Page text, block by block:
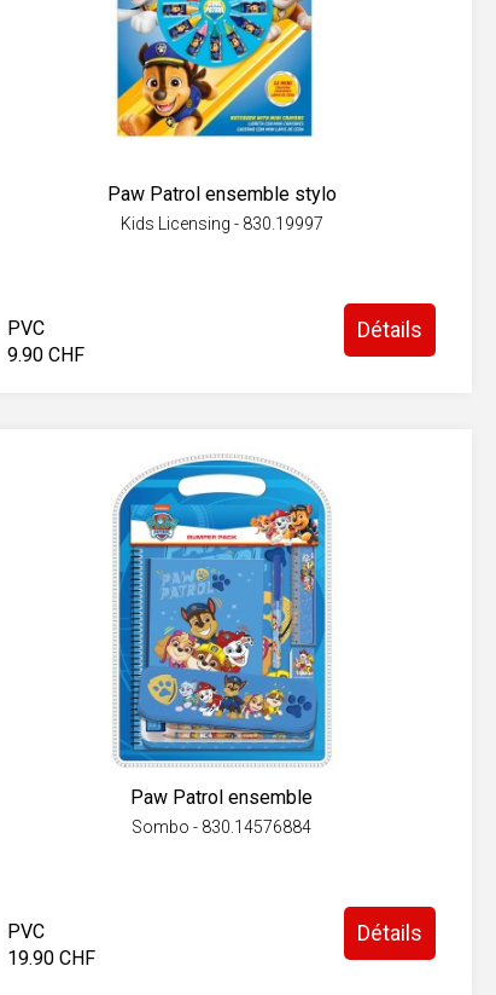
Paw Patrol ensemble stylo
Kids Licensing - 830.19997
PVC
9.90 CHF
Détails
Paw Patrol ensemble
Sombo - 830.14576884
PVC
19.90 CHF
Détails